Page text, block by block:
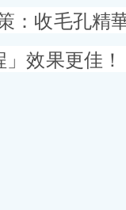
：收毛孔精
效果更佳！